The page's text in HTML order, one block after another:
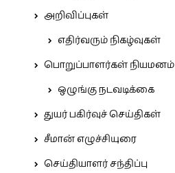
அறிவிப்புகள்
எதிர்வரும் நிகழ்வுகள்
பொறுப்பாளர்கள் நியமனம்
ஒழுங்கு நடவடிக்கை
துயர் பகிர்வுச் செய்திகள்
சீமான் எழுச்சியுரை
செய்தியாளர் சந்திப்பு